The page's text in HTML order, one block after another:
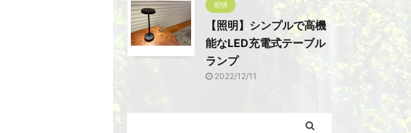
照明
【照明】シンプルで高機
能なLED充電式テーブル
ランプ
2022/12/11